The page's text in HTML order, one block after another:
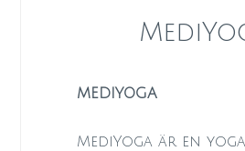
MEDIYOGA
MediYoga är en